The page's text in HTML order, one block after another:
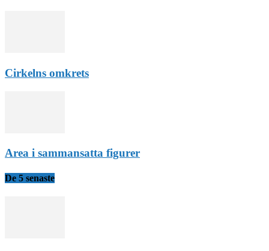
Cirkelns omkrets
Area i sammansatta figurer
De 5 senaste